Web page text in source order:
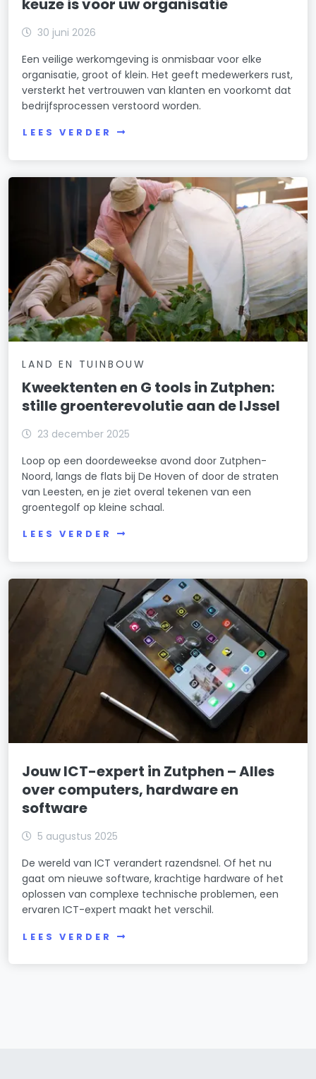
keuze is voor uw organisatie
30 juni 2026
Een veilige werkomgeving is onmisbaar voor elke
organisatie, groot of klein. Het geeft medewerkers rust,
versterkt het vertrouwen van klanten en voorkomt dat
bedrijfsprocessen verstoord worden.
LEES VERDER
LAND EN TUINBOUW
Kweektenten en G tools in Zutphen:
stille groenterevolutie aan de IJssel
23 december 2025
Loop op een doordeweekse avond door Zutphen-
Noord, langs de flats bij De Hoven of door de straten
van Leesten, en je ziet overal tekenen van een
groentegolf op kleine schaal.
LEES VERDER
Jouw ICT-expert in Zutphen – Alles
over computers, hardware en
software
5 augustus 2025
De wereld van ICT verandert razendsnel. Of het nu
gaat om nieuwe software, krachtige hardware of het
oplossen van complexe technische problemen, een
ervaren ICT-expert maakt het verschil.
LEES VERDER